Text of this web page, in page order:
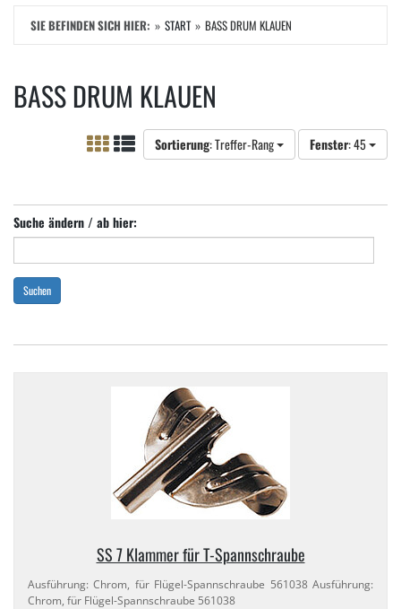
SIE BEFINDEN SICH HIER: START BASS DRUM KLAUEN
BASS DRUM KLAUEN
Sortierung: Treffer-Rang Fenster: 45
Suche ändern / ab hier:
Suchen
SS 7 Klammer für T-​Spannschraube
Ausführung: Chrom, für Flügel-​Spannschraube 561038 Ausführung:
Chrom, für Flügel-​Spannschraube 561038